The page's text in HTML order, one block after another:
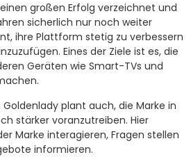
großen Erfolg verzeichnet und
sicherlich nur noch weiter
ihre Plattform stetig zu verbessern
Eines der Ziele ist es, die
Geräten wie Smart-TVs und
plant auch, die Marke in
stärker voranzutreiben. Hier
Marke interagieren, Fragen stellen
informieren.